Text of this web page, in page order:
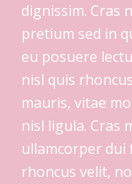
dignissim. Cras
pretium sed in
eu posuere
nisl quis
mauris, vitae
nisl ligula. Cras
ullamcorper dui
rhoncus velit,